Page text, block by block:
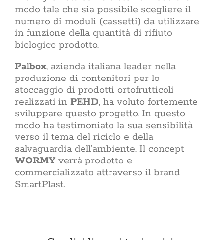
modo tale che sia possibile scegliere il
numero di moduli (cassetti) da utilizzare
in funzione della quantità di rifiuto
biologico prodotto.
Palbox, azienda italiana leader nella
produzione di contenitori per lo
stoccaggio di prodotti ortofrutticoli
realizzati in PEHD, ha voluto fortemente
sviluppare questo progetto. In questo
modo ha testimoniato la sua sensibilità
verso il tema del riciclo e della
salvaguardia dell’ambiente. Il concept
WORMY verrà prodotto e
commercializzato attraverso il brand
SmartPlast.